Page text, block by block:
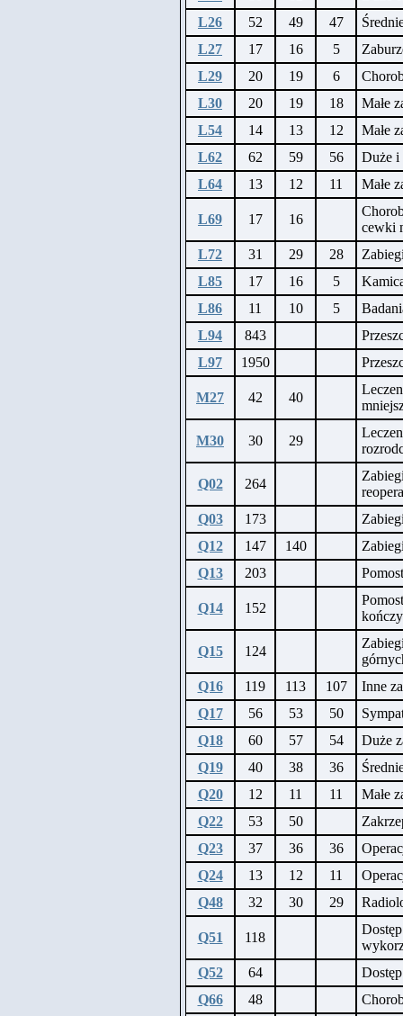
L26
52 49 47
L27
17 16 5
L29
20 19 6
L30
20 19 18
Małe
L54
14 13 12
Małe
L62
62 59 56
Duże i
L64
13 12 11 Małe
L69 17 16
cewki
L72
31 29 28
L85
17 16 5
L86
11 10 5
L94
843
L97
1950
M27 42 40
M30 30 29
Q02 264
Q03
173
Q12
147 140
Q13
203
Q14 152
Q15 124
Q16
119 113 107
Inne
Q17
56 53 50
Q18
60 57 54
Duże
Q19
40 38 36
Q20
12 11 11
Małe
Q22
53 50
Q23
37 36 36
Q24
13 12 11
Q48
32 30 29
Q51 118
Q52
64
Q66
48